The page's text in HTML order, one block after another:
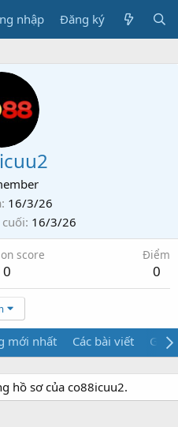
nhập Đăng ký
16/3/26
16/3/26
score
0
Điểm
0
mới nhất Các bài viết Giới
hồ sơ của co88icuu2.